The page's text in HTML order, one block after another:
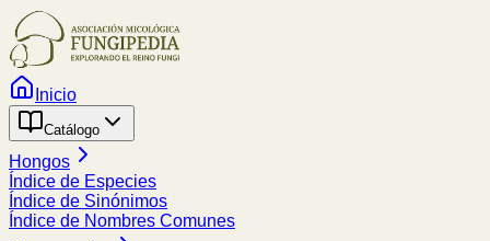
Inicio
Catálogo
Hongos
Índice de Especies
Índice de Sinónimos
Índice de Nombres Comunes